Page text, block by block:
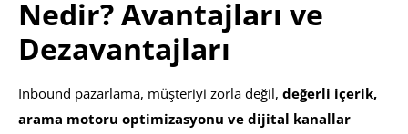
Nedir? Avantajları ve
Dezavantajları
Inbound pazarlama, müşteriyi zorla değil, değerli içerik,
arama motoru optimizasyonu ve dijital kanallar